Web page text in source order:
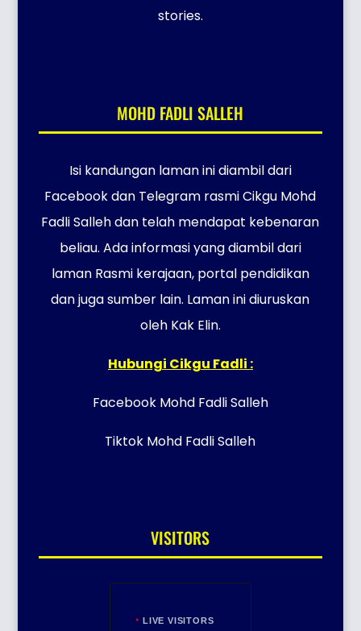
stories.
MOHD FADLI SALLEH
Isi kandungan laman ini diambil dari
Facebook dan Telegram rasmi Cikgu Mohd
Fadli Salleh dan telah mendapat kebenaran
beliau. Ada informasi yang diambil dari
laman Rasmi kerajaan, portal pendidikan
dan juga sumber lain. Laman ini diuruskan
oleh Kak Elin.
Hubungi Cikgu Fadli :
Facebook Mohd Fadli Salleh
Tiktok Mohd Fadli Salleh
VISITORS
LIVE VISITORS